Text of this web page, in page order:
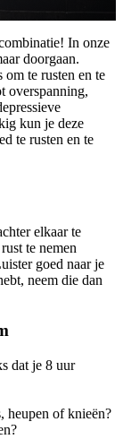
In onze
doorgaan.
te rusten en te
overspanning,
kun je deze
te rusten en te
elkaar te
te nemen
goed naar je
neem die dan
dat je 8 uur
heupen of knieën?